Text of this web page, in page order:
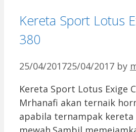
Kereta Sport Lotus
380
25/04/201725/04/2017 by
Kereta Sport Lotus Exige
Mrhanafi akan ternaik
apabila ternampak